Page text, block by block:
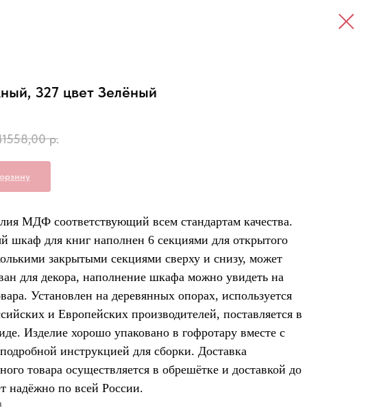
327 цвет Зелёный
р.
МДФ соответствующий всем стандартам качества.
шкаф для книг наполнен 6 секциями для открытого
закрытыми секциями сверху и снизу, может
для декора, наполнение шкафа можно увидеть на
Установлен на деревянных опорах, используется
и Европейских производителей, поставляется в
Изделие хорошо упаковано в гофротару вместе с
инструкцией для сборки. Доставка
товара осуществляется в обрешётке и доставкой до
надёжно по всей России.